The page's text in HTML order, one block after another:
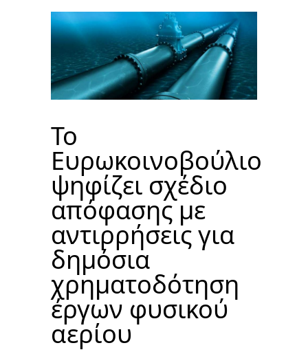
Το
Ευρωκοινοβούλιο
ψηφίζει σχέδιο
απόφασης με
αντιρρήσεις για
δημόσια
χρηματοδότηση
έργων φυσικού
αερίου